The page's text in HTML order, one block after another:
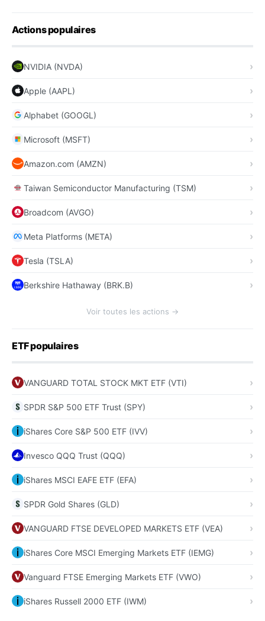
Actions populaires
NVIDIA (NVDA)
Apple (AAPL)
Alphabet (GOOGL)
Microsoft (MSFT)
Amazon.com (AMZN)
Taiwan Semiconductor Manufacturing (TSM)
Broadcom (AVGO)
Meta Platforms (META)
Tesla (TSLA)
Berkshire Hathaway (BRK.B)
Voir toutes les actions →
ETF populaires
VANGUARD TOTAL STOCK MKT ETF (VTI)
SPDR S&P 500 ETF Trust (SPY)
iShares Core S&P 500 ETF (IVV)
Invesco QQQ Trust (QQQ)
iShares MSCI EAFE ETF (EFA)
SPDR Gold Shares (GLD)
VANGUARD FTSE DEVELOPED MARKETS ETF (VEA)
iShares Core MSCI Emerging Markets ETF (IEMG)
Vanguard FTSE Emerging Markets ETF (VWO)
iShares Russell 2000 ETF (IWM)